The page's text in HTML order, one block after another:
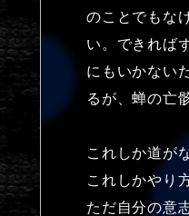
のことでもな
い。できれば
にもいかない
るが、蝉の亡
これしか道が
これしかやり
ただ自分の意